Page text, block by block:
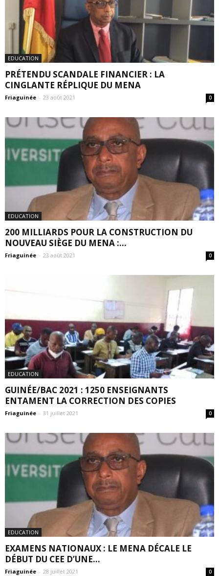
EDUCATION
PRÉTENDU SCANDALE FINANCIER : LA
CINGLANTE RÉPLIQUE DU MENA
Friaguinée - 23 août 2021 0
EDUCATION
200 MILLIARDS POUR LA CONSTRUCTION DU
NOUVEAU SIÈGE DU MENA :...
Friaguinée - 23 août 2021 0
EDUCATION
GUINÉE/BAC 2021 : 1250 ENSEIGNANTS
ENTAMENT LA CORRECTION DES COPIES
Friaguinée - 31 juillet 2021 0
EDUCATION
EXAMENS NATIONAUX : LE MENA DÉCALE LE
DÉBUT DU CEE D’UNE...
Friaguinée - 28 juillet 2021 0